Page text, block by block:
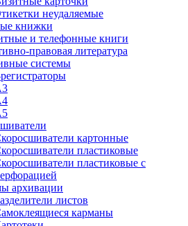
неудаляемые
книжки
и телефонные книги
правовая литература
системы
картонные
пластиковые
пластиковые с
архивации
листов
карманы